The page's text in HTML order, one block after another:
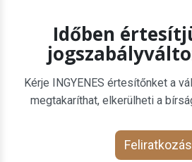
Időben
Kérje INGYENES értesítőnket a
megtakaríthat, elkerülheti a
Feliratkozás